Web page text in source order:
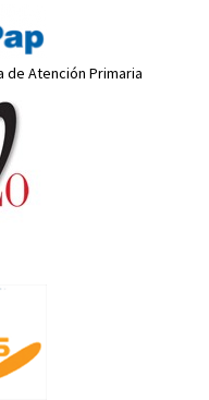
de Atención Primaria